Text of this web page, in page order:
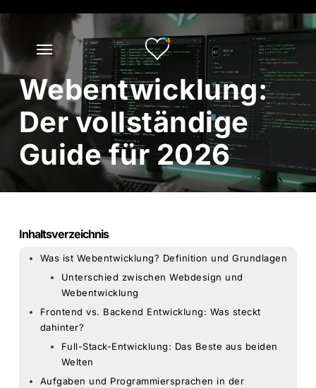
main
content
Webentwicklung:
Der vollständige
Guide für 2026
Inhaltsverzeichnis
Was ist Webentwicklung? Definition und Grundlagen
Unterschied zwischen Webdesign und
Webentwicklung
Frontend vs. Backend Entwicklung: Was steckt
dahinter?
Full-Stack-Entwicklung: Das Beste aus beiden
Welten
Aufgaben und Programmiersprachen in der